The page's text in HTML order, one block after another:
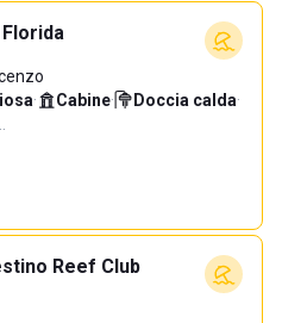
· Cabine· Doccia calda·
Reef Club